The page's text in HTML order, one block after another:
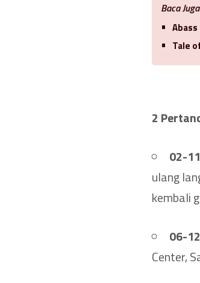
Baca Juga
Tale
2
02-
ulang
kembali
06-
Center,